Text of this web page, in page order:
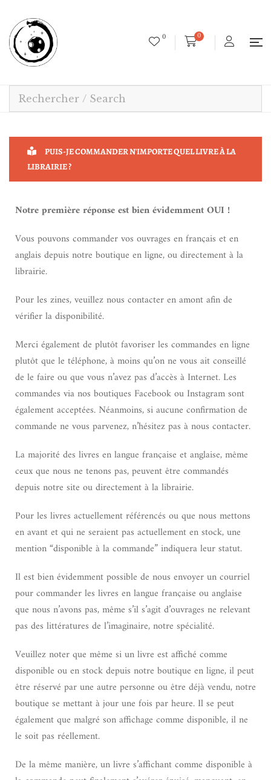
0 0
PUIS-JE COMMANDER N'IMPORTE QUEL LIVRE À LA
LIBRAIRIE ?
Notre première réponse est bien évidemment OUI !
Vous pouvons commander vos ouvrages en français et en
anglais depuis notre boutique en ligne, ou directement à la
librairie.
Pour les zines, veuillez nous contacter en amont afin de
vérifier la disponibilité.
Merci également de plutôt favoriser les commandes en ligne
plutôt que le téléphone, à moins qu’on ne vous ait conseillé
de le faire ou que vous n’avez pas d’accès à Internet. Les
commandes via nos boutiques Facebook ou Instagram sont
également acceptées. Néanmoins, si aucune confirmation de
commande ne vous parvenez, n’hésitez pas à nous contacter.
La majorité des livres en langue française et anglaise, même
ceux que nous ne tenons pas, peuvent être commandés
depuis notre site ou directement à la librairie.
Pour les livres actuellement référencés ou que nous mettons
en avant et qui ne seraient pas actuellement en stock, une
mention “disponible à la commande” indiquera leur statut.
Il est bien évidemment possible de nous envoyer un courriel
pour commander les livres en langue française ou anglaise
que nous n’avons pas, même s’il s’agit d’ouvrages ne relevant
pas des littératures de l’imaginaire, notre spécialité.
Veuillez noter que même si un livre est affiché comme
disponible ou en stock depuis notre boutique en ligne, il peut
être réservé par une autre personne ou être déjà vendu, notre
boutique se mettant à jour une fois par heure. Il se peut
également que malgré son affichage comme disponible, il ne
le soit pas réellement.
De la même manière, un livre s’affichant comme disponible à